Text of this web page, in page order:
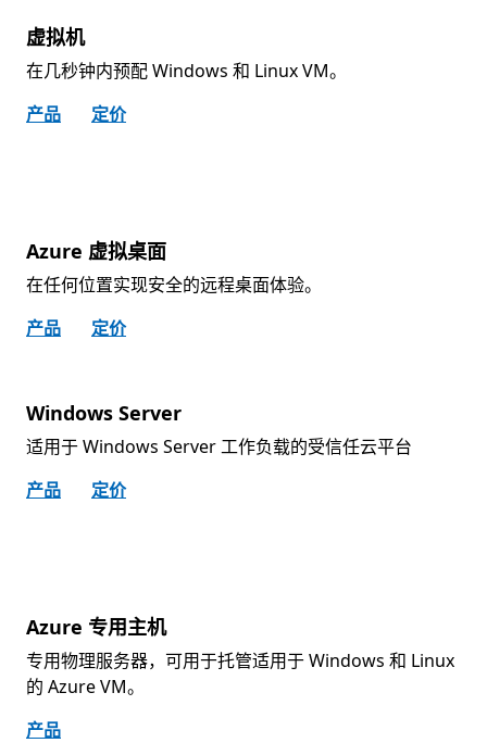
虚拟机
在几秒钟内预配 Windows 和 Linux VM。
产品
定价
Azure 虚拟桌面
在任何位置实现安全的远程桌面体验。
产品
定价
Windows Server
适用于 Windows Server 工作负载的受信任云平台
产品
定价
Azure 专用主机
专用物理服务器，可用于托管适用于 Windows 和 Linux
的 Azure VM。
产品